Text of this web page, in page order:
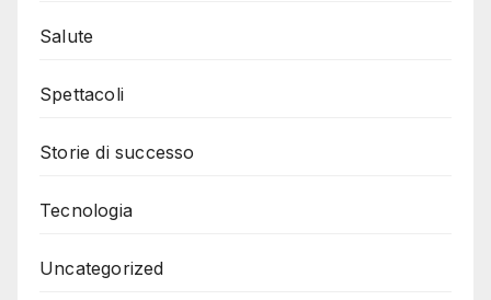
Salute
Spettacoli
Storie di successo
Tecnologia
Uncategorized